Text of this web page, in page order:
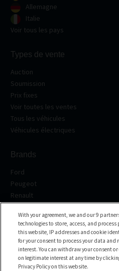
Allemagne
Italie
Voir tous les pays
Types de vente
Auction
Soumission
Prix fixes
Voir toutes les ventes
Tous les véhicules
Véhicules électriques
Brands
Ford
Peugeot
Renault
BMW
See all the brands
Help center
With your agreement, we and our 9
technologies to store, access, and
this website, IP addresses and cookie
for your consent to process your data and
interest. You can withdraw your consent
on legitimate interest at any time by
Privacy Policy on this website.